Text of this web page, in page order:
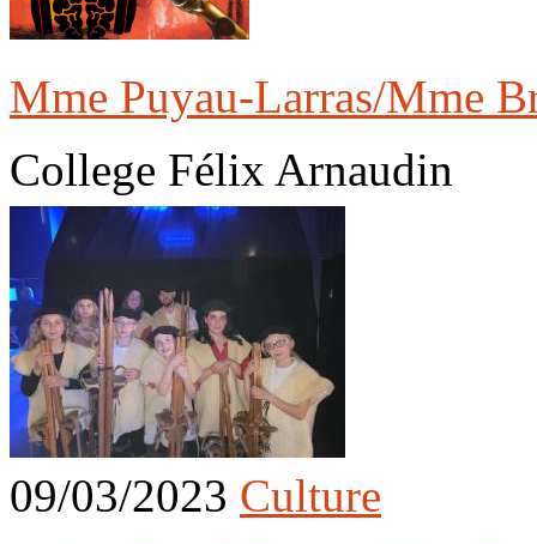
Mme Puyau-Larras/Mme
College Félix Arnaudin
09/03/2023 Culture